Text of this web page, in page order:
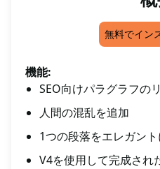
無料でイン
機能:
SEO向けパラグラフの
人間の混乱を追加
1つの段落をエレガン
V4を使用して完成され